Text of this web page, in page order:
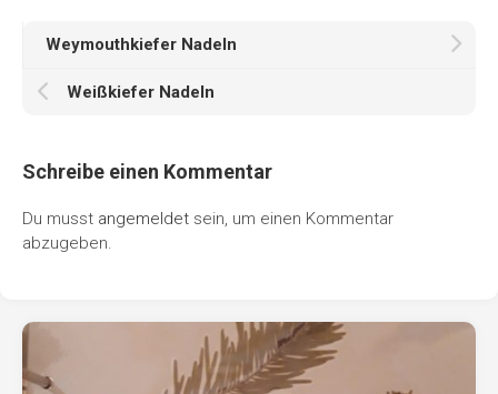
Weymouthkiefer Nadeln
Weißkiefer Nadeln
Schreibe einen Kommentar
Du musst angemeldet sein, um einen Kommentar
abzugeben.